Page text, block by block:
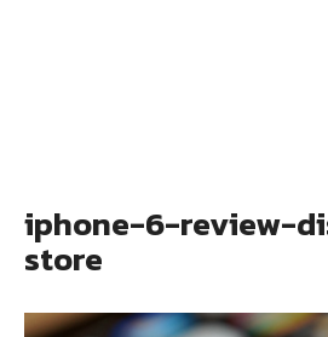
iphone-6-review-
store